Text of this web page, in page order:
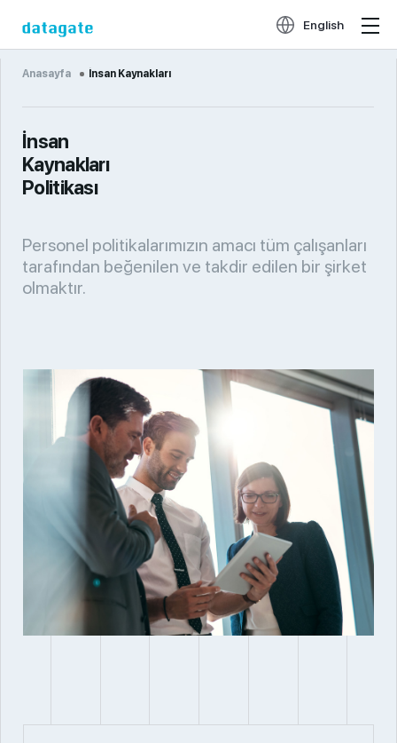
English
Anasayfa İnsan Kaynakları
İnsan
Kaynakları
Politikası
Personel politikalarımızın amacı tüm çalışanları
tarafından beğenilen ve takdir edilen bir şirket
olmaktır.